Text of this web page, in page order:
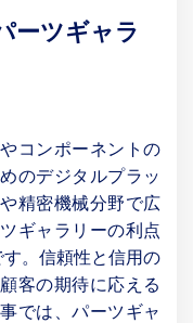
ーツギャラ
コンポーネントの
のデジタルプラッ
精密機械分野で広
ギャラリーの利点
。信頼性と信用の
客の期待に応える
では、パーツギャ